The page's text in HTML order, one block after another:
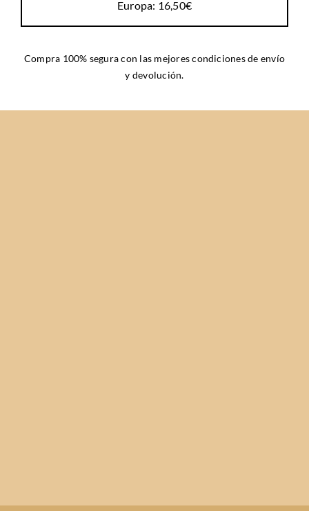
Europa: 16,50€
Compra 100% segura con las mejorescondiciones de envío
y devolución.